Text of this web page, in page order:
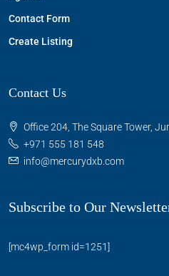
Contact Form
Create Listing
Contact Us
Office 204, The Square Tower,
+971 555 181 548
info@mercurydxb.com
Subscribe to Our
[mc4wp_form id=1251]